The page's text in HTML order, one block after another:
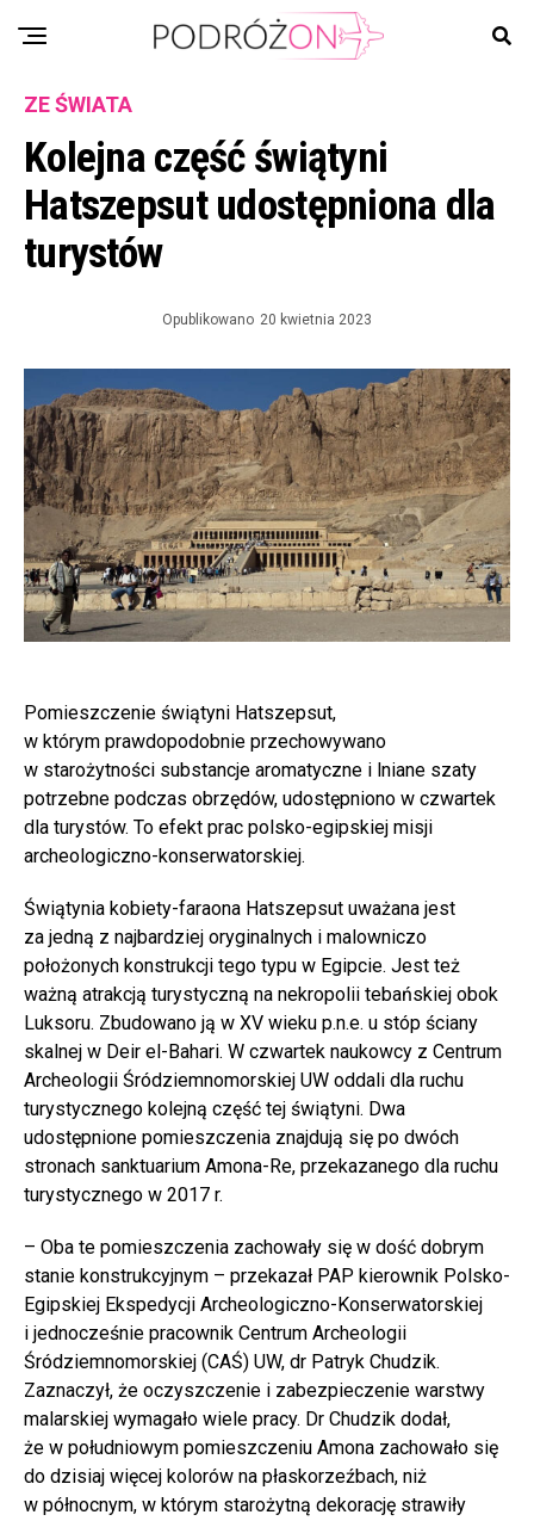
ZE ŚWIATA
Kolejna część świątyni
Hatszepsut udostępniona dla
turystów
Opublikowano 20 kwietnia 2023
Pomieszczenie świątyni Hatszepsut,
w którym prawdopodobnie przechowywano
w starożytności substancje aromatyczne i lniane szaty
potrzebne podczas obrzędów, udostępniono w czwartek
dla turystów. To efekt prac polsko-egipskiej misji
archeologiczno-konserwatorskiej.
Świątynia kobiety-faraona Hatszepsut uważana jest
za jedną z najbardziej oryginalnych i malowniczo
położonych konstrukcji tego typu w Egipcie. Jest też
ważną atrakcją turystyczną na nekropolii tebańskiej obok
Luksoru. Zbudowano ją w XV wieku p.n.e. u stóp ściany
skalnej w Deir el-Bahari. W czwartek naukowcy z Centrum
Archeologii Śródziemnomorskiej UW oddali dla ruchu
turystycznego kolejną część tej świątyni. Dwa
udostępnione pomieszczenia znajdują się po dwóch
stronach sanktuarium Amona-Re, przekazanego dla ruchu
turystycznego w 2017 r.
– Oba te pomieszczenia zachowały się w dość dobrym
stanie konstrukcyjnym – przekazał PAP kierownik Polsko-
Egipskiej Ekspedycji Archeologiczno-Konserwatorskiej
i jednocześnie pracownik Centrum Archeologii
Śródziemnomorskiej (CAŚ) UW, dr Patryk Chudzik.
Zaznaczył, że oczyszczenie i zabezpieczenie warstwy
malarskiej wymagało wiele pracy. Dr Chudzik dodał,
że w południowym pomieszczeniu Amona zachowało się
do dzisiaj więcej kolorów na płaskorzeźbach, niż
w północnym, w którym starożytną dekorację strawiły